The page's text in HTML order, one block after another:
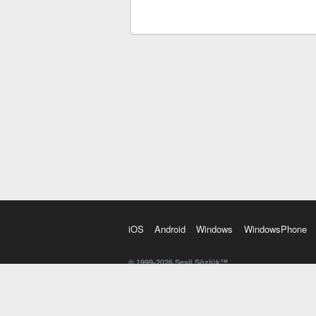
iOS Android Windows WindowsPhone
© 1999-2026 Sesli Sözlük™